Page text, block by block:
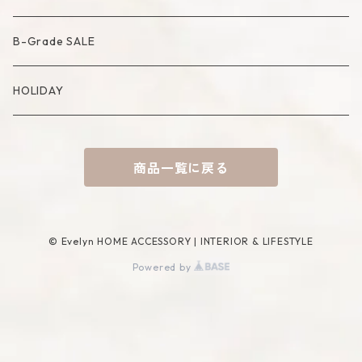
Compote・Cake Stand
Placemat
Candle Accessory
Basket
Incense Accessory
Object
Mirror
Socks
B-Grade SALE
HOLIDAY
商品一覧に戻る
© Evelyn HOME ACCESSORY | INTERIOR & LIFESTYLE
Powered by